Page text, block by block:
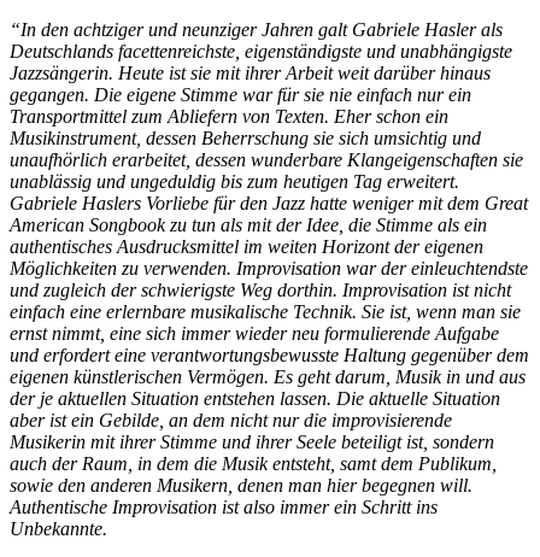
“In den achtziger und neunziger Jahren galt Gabriele Hasler als
Deutschlands facettenreichste, eigenständigste und unabhängigste
Jazzsängerin. Heute ist sie mit ihrer Arbeit weit darüber hinaus
gegangen. Die eigene Stimme war für sie nie einfach nur ein
Transportmittel zum Abliefern von Texten. Eher schon ein
Musikinstrument, dessen Beherrschung sie sich umsichtig und
unaufhörlich erarbeitet, dessen wunderbare Klangeigenschaften sie
unablässig und ungeduldig bis zum heutigen Tag erweitert.
Gabriele Haslers Vorliebe für den Jazz hatte weniger mit dem Great
American Songbook zu tun als mit der Idee, die Stimme als ein
authentisches Ausdrucksmittel im weiten Horizont der eigenen
Möglichkeiten zu verwenden. Improvisation war der einleuchtendste
und zugleich der schwierigste Weg dorthin. Improvisation ist nicht
einfach eine erlernbare musikalische Technik. Sie ist, wenn man sie
ernst nimmt, eine sich immer wieder neu formulierende Aufgabe
und erfordert eine verantwortungsbewusste Haltung gegenüber dem
eigenen künstlerischen Vermögen. Es geht darum, Musik in und aus
der je aktuellen Situation entstehen lassen. Die aktuelle Situation
aber ist ein Gebilde, an dem nicht nur die improvisierende
Musikerin mit ihrer Stimme und ihrer Seele beteiligt ist, sondern
auch der Raum, in dem die Musik entsteht, samt dem Publikum,
sowie den anderen Musikern, denen man hier begegnen will.
Authentische Improvisation ist also immer ein Schritt ins
Unbekannte.